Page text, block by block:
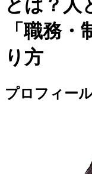
とは？人
「職務
り方
プロフィー